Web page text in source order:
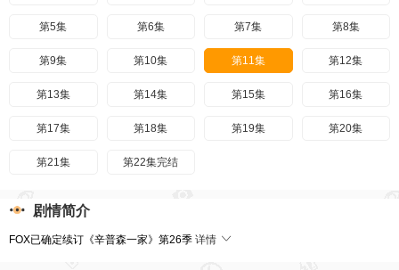
第5集 第6集 第7集 第8集
第9集 第10集 第11集 第12集
第13集 第14集 第15集 第16集
第17集 第18集 第19集 第20集
第21集 第22集完结
剧情简介
FOX已确定续订《辛普森一家》第26季 详情